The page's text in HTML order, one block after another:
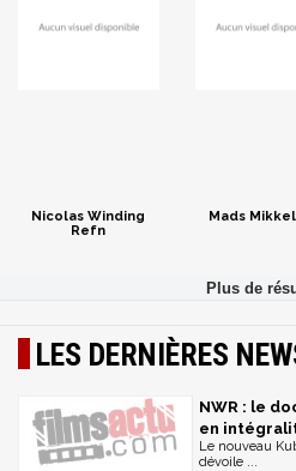
Nicolas Winding
Refn
Mads
LES DERNIÈRES
NWR : le
en
Le nouveau
dévoile ...